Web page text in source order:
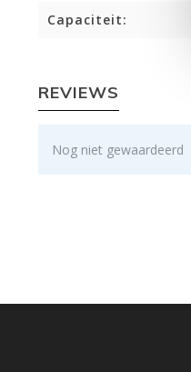
Capaciteit:
REVIEWS
Nog niet gewaardeerd